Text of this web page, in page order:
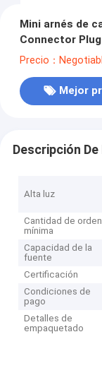
Mini arnés de
Connector
Precio：
Mejor
Descripción
Alta luz
Cantidad de orden
mínima
Capacidad de la
fuente
Certificación
Condiciones de
pago
Detalles de
empaquetado